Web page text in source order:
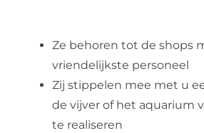
Ze behoren tot de shops
vriendelijkste personeel
Zij stippelen mee met u
de vijver of het aquarium
te realiseren